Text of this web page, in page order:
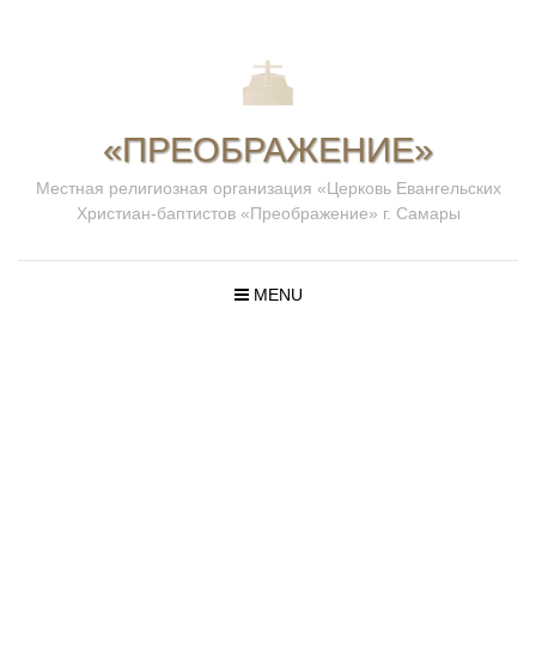
«ПРЕОБРАЖЕНИЕ»
Местная религиозная организация «Церковь Евангельских
Христиан-баптистов «Преображение» г. Самары
MENU